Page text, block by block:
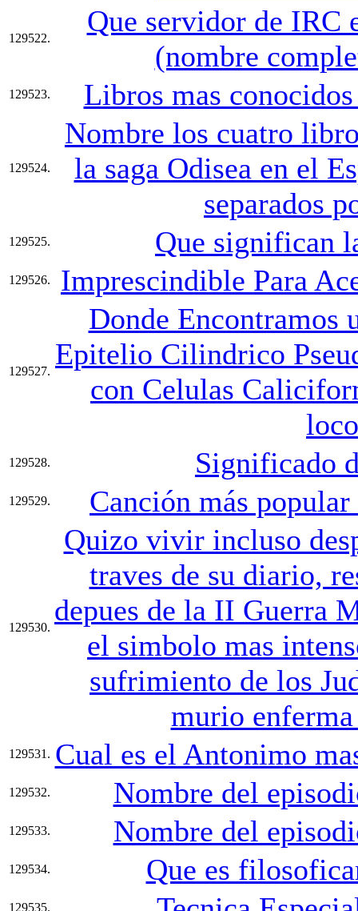
129522.
Que servidor de IRC
(nombre
129523. Libros mas
129524.
Nombre los cuatro
la saga Odisea en el
separados
129525. Que significan
129526. Imprescindible Para
129527.
Donde Encontramos
Epitelio Cilindrico
con Celulas
129528. Significado
129529. Canción más
129530.
Quizo vivir incluso
traves de su diario,
depues de la II Guerra
el simbolo mas
sufrimiento de los
murio
129531. Cual es el Antonimo
129532. Nombre del
129533. Nombre del
129534. Que es
129535.